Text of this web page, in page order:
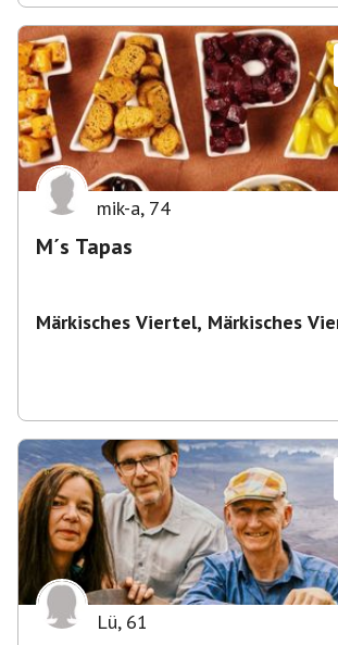
mik-a, 74
M´s Tapas
Märkisches Viertel, Märkisches
Lü, 61